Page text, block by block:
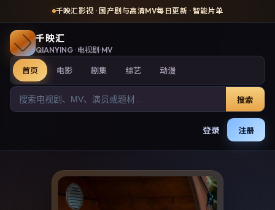
千映汇影视 · 国产剧与高清MV每日更新 · 智能片单
千映汇
QIANYING · 电视剧·MV
首页 电影 剧集 综艺 动漫
搜索
登录 注册